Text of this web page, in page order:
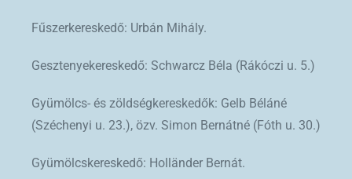
Fűszerkereskedő: Urbán Mihály.
Gesztenyekereskedő: Schwarcz Béla (Rákóczi u. 5.)
Gyümölcs- és zöldségkereskedők: Gelb Béláné
(Széchenyi u. 23.), özv. Simon Bernátné (Fóth u. 30.)
Gyümölcskereskedő: Holländer Bernát.